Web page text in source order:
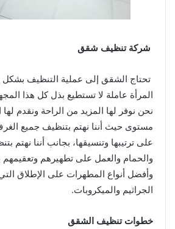
شركة تنظيف شقق
تحتاج الشقق إلى عملية التنظيف بشكل
المرأة عاملة لا تستطيع بذل كل هذا
نحن نوفر لها المزيد من الراحة ونقدم
مستوى حيث أننا نهتم بتنظيف جميع
على ترتيبها وتنسيقها، بجانب أننا نهتم
والحمام والعمل على تطهيرهم وتعقيمهم
وأفضل أنواع المطهرات على الإطلاق
الجراثيم والميكروبات.
خطوات تنظيف الشقق